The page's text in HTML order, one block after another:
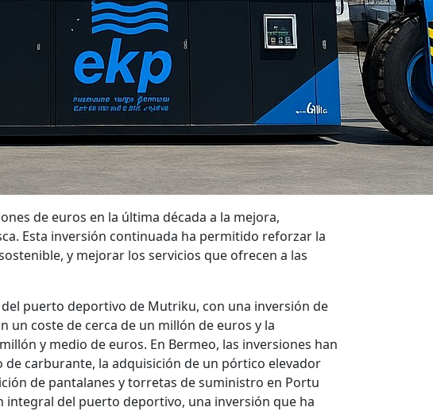
de euros en la última década a la mejora,
Esta inversión continuada ha permitido reforzar la
y mejorar los servicios que ofrecen a las
puerto deportivo de Mutriku, con una inversión de
un coste de cerca de un millón de euros y la
y medio de euros. En Bermeo, las inversiones han
carburante, la adquisición de un pórtico elevador
de pantalanes y torretas de suministro en Portu
del puerto deportivo, una inversión que ha